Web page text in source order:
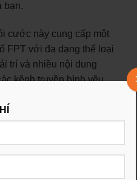
bạn.
cước này cung cấp một
FPT với đa dạng thể loại
trí và nhiều nội dung
kênh truyền hình yêu
Gói cước Internet
chất lượng hình ảnh và
truyền hình được
thậm chí 4K, mang đến